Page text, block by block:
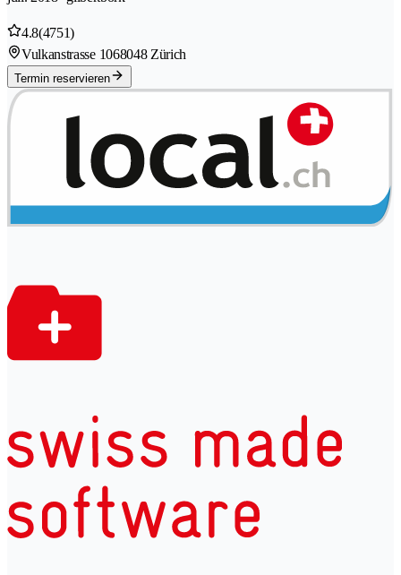
4.8(4751)
Vulkanstrasse 1068048 Zürich
Termin reservieren